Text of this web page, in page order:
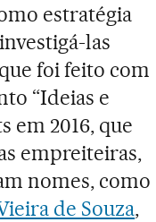
estratégia
las
foi feito com
“Ideias e
em 2016, que
empreiteiras,
nomes, como
de Souza,